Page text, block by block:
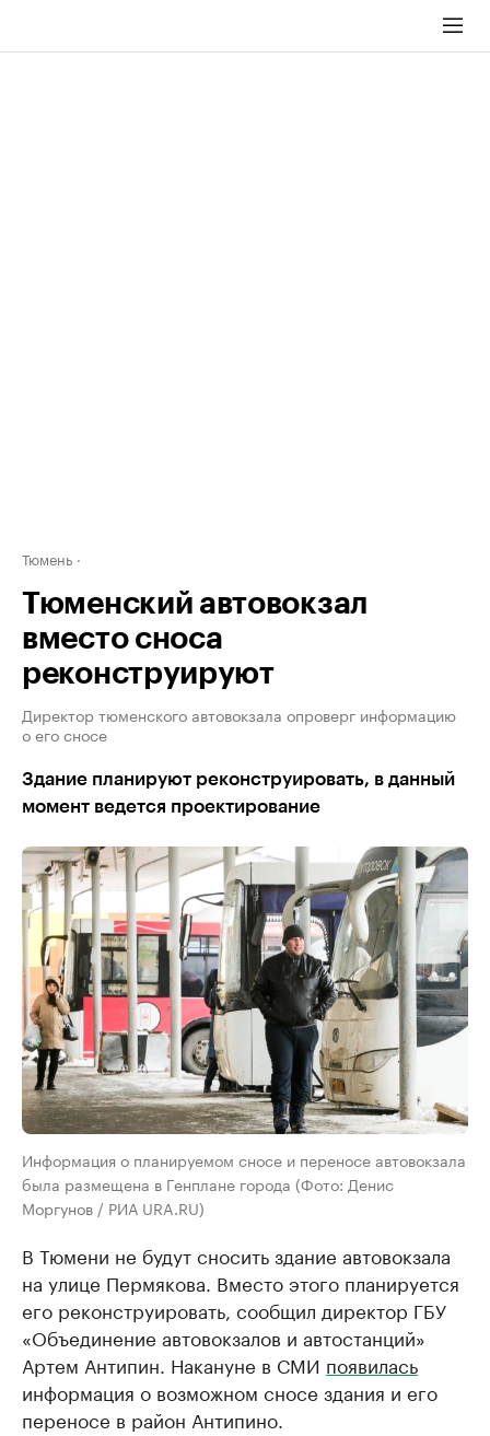
Тюмень
Тюменский автовокзал
вместо сноса
реконструируют
Директор тюменского автовокзала опроверг информацию
о его сносе
Здание планируют реконструировать, в данный
момент ведется проектирование
Информация о планируемом сносе и переносе автовокзала
была размещена в Генплане города (Фото: Денис
Моргунов / РИА URA.RU)
В Тюмени не будут сносить здание автовокзала
на улице Пермякова. Вместо этого планируется
его реконструировать, сообщил директор ГБУ
«Объединение автовокзалов и автостанций»
Артем Антипин. Накануне в СМИ появилась
информация о возможном сносе здания и его
переносе в район Антипино.